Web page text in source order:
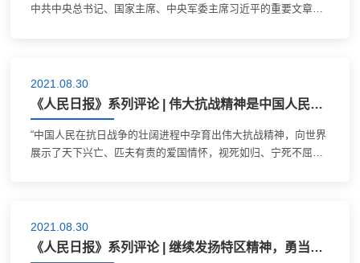
中共中央总书记、国家主席、中央军委主席习近平的重要文章
2021.08.30
《人民日报》系列评论 | 伟大抗战精神是中国人民弥足珍贵的精神财富 ——论中国共产党人的精神谱系之六
“中国人民在抗日战争的壮阔进程中孕育出伟大抗战精神，向世界
展示了天下兴亡、匹夫有责的爱国情怀，视死如归、宁死不屈的
2021.08.30
《人民日报》系列评论 | 继续发扬特区精神，勇当新时代的“拓荒牛” ——论中国共产党人的精神谱系之十三